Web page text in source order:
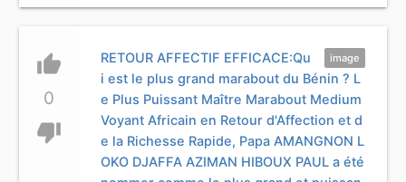
thumb_up
0
thumb_down
image
RETOUR AFFECTIF EFFICACE:Qu
i est le plus grand marabout du Bénin ? L
e Plus Puissant Maître Marabout Medium
Voyant Africain en Retour d'Affection et d
e la Richesse Rapide, Papa AMANGNON L
OKO DJAFFA AZIMAN HIBOUX PAUL a été